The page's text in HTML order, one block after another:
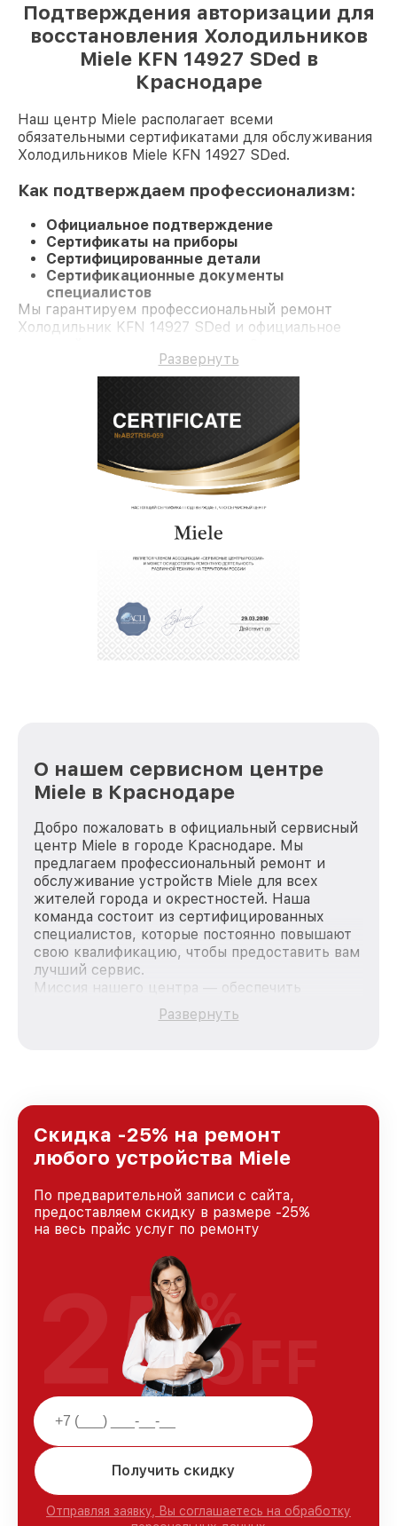
Подтверждения авторизации для
восстановления Холодильников
Miele KFN 14927 SDed в
Краснодаре
Наш центр Miele располагает всеми
обязательными сертификатами для обслуживания
Холодильников Miele KFN 14927 SDed.
Как подтверждаем профессионализм:
Официальное подтверждение
Сертификаты на приборы
Сертифицированные детали
Сертификационные документы
специалистов
Мы гарантируем профессиональный ремонт
Холодильник KFN 14927 SDed и официальное
Развернуть
О нашем сервисном центре
Miele в Краснодаре
Добро пожаловать в официальный сервисный
центр Miele в городе Краснодаре. Мы
предлагаем профессиональный ремонт и
обслуживание устройств Miele для всех
жителей города и окрестностей. Наша
команда состоит из сертифицированных
специалистов, которые постоянно повышают
свою квалификацию, чтобы предоставить вам
лучший сервис.
Миссия нашего центра — обеспечить
качественный и доступный ремонт для
каждого пользователя продукции Miele, вне
Краснодаре, постоянно повышая уровень
доверия и лояльности наших клиентов.
Развернуть
Скидка -25% на ремонт
любого устройства Miele
По предварительной записи с сайта,
предоставляем скидку в размере -25%
на весь прайс услуг по ремонту
Получить скидку
Отправляя заявку, Вы соглашаетесь на обработку
25%
OFF